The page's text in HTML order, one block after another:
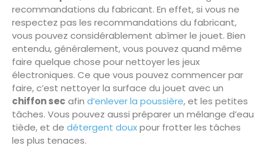
recommandations du fabricant. En effet, si vous ne
respectez pas les recommandations du fabricant,
vous pouvez considérablement abîmer le jouet. Bien
entendu, généralement, vous pouvez quand même
faire quelque chose pour nettoyer les jeux
électroniques. Ce que vous pouvez commencer par
faire, c’est nettoyer la surface du jouet avec un
chiffon sec afin d’enlever la poussière, et les petites
tâches. Vous pouvez aussi préparer un mélange d’eau
tiède, et de détergent douxpour frotter les tâches
les plus tenaces.